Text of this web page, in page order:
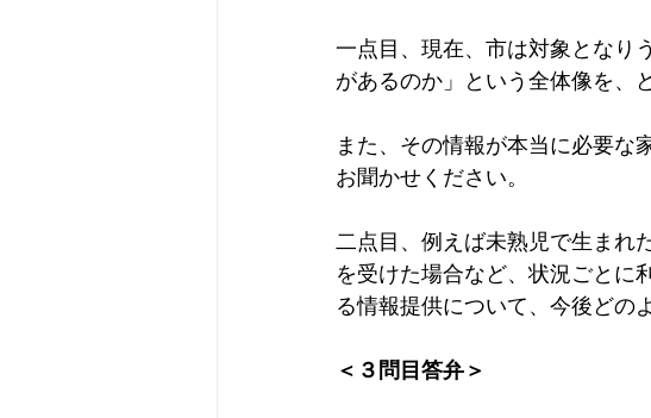
一点目、現在、市は対象となり
があるのか」という全体像を、
また、その情報が本当に必要な
お聞かせください。
二点目、例えば未熟児で生まれ
を受けた場合など、状況ごとに
る情報提供について、今後どの
＜３問目答弁＞